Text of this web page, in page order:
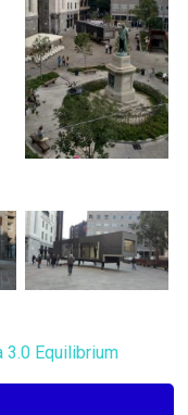
3.0 Equilibrium